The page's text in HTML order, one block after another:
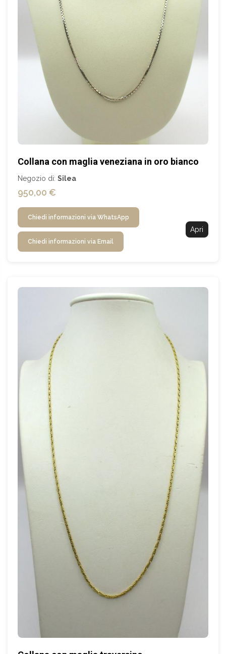
Collana con maglia veneziana in oro bianco
Negozio di: Silea
950,00 €
Chiedi informazioni via WhatsApp
Chiedi informazioni via Email
Apri